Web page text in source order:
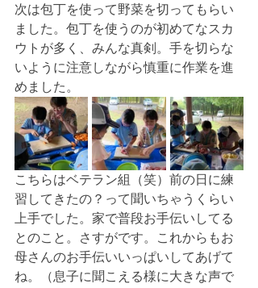
次は包丁を使って野菜を切ってもらい
ました。包丁を使うのが初めてなスカ
ウトが多く、みんな真剣。手を切らな
いように注意しながら慎重に作業を進
めました。
こちらはベテラン組（笑）前の日に練
習してきたの？って聞いちゃうくらい
上手でした。家で普段お手伝いしてる
とのこと。さすがです。これからもお
母さんのお手伝いいっぱいしてあげて
ね。（息子に聞こえる様に大きな声で